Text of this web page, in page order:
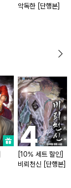
악독한 [단행본]
[10% 세트 할인]
비뢰천신 [단행본]